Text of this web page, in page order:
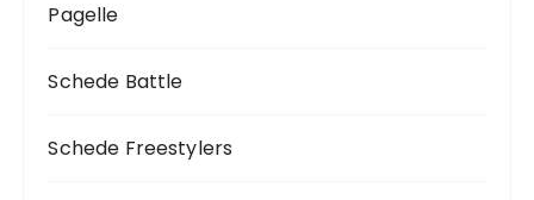
Pagelle
Schede Battle
Schede Freestylers